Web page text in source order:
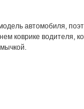
автомобиля,
коврике водителя,